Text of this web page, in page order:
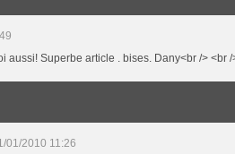
aussi! Superbe article . bises. Dany<br /> <br /
01/2010 11:26